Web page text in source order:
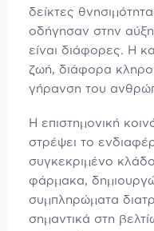
δείκτες
οδήγησαν στην
είναι διάφορες. Η
ζωή, διάφορα
γήρανση του
Η επιστημονική
στρέψει το
συγκεκριμένο
φάρμακα,
συμπληρώματα
σημαντικά στη